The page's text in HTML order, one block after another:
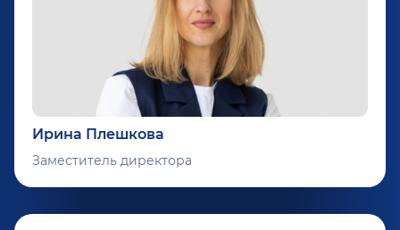
Ирина Плешкова
Заместитель директора